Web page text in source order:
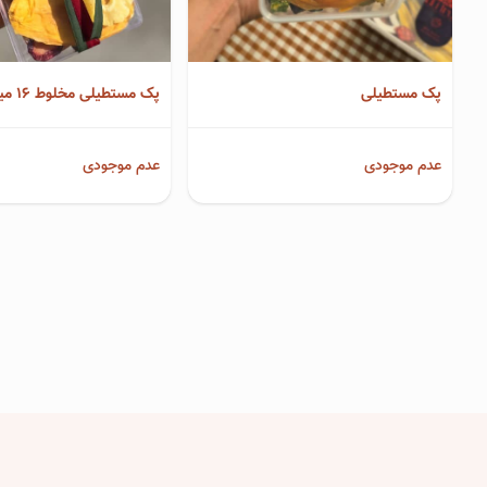
پک مستطیلی
عدم موجودی
پک مستطیلی مخلوط 16 میوه لوکس
عدم موجودی